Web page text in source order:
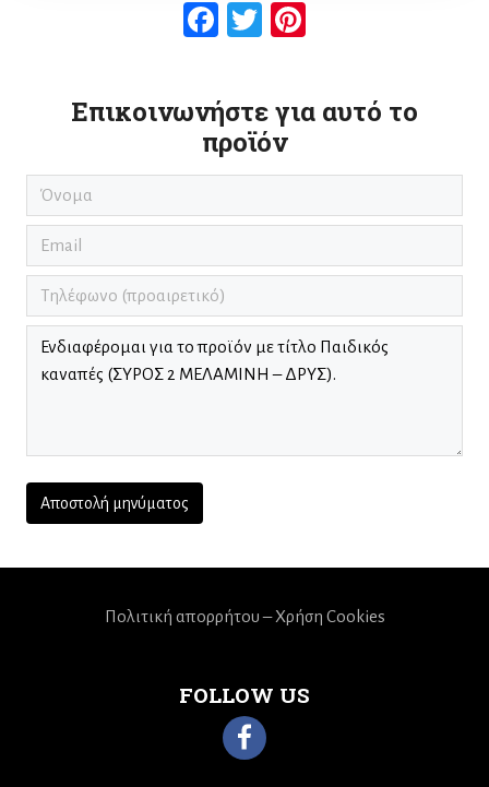
Facebook
Twitter
Επικοινωνήστε για αυτό το
προϊόν
FOLLOW US
Πολιτική απορρήτου – Χρήση Cookies